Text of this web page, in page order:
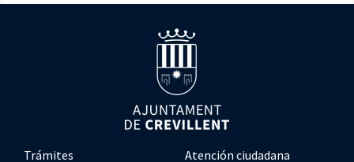
Trámites
Atención ciudadana